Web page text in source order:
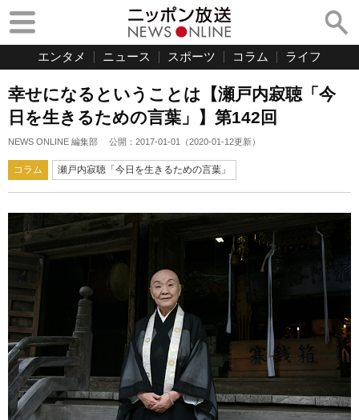
エンタメ ニュース スポーツ コラム ライフ
幸せになるということは【瀬戸内寂聴「今
日を生きるための言葉」】第142回
NEWS ONLINE 編集部 公開： 2017-01-01 （2020-01-12更新）
コラム 瀬戸内寂聴「今日を生きるための言葉」